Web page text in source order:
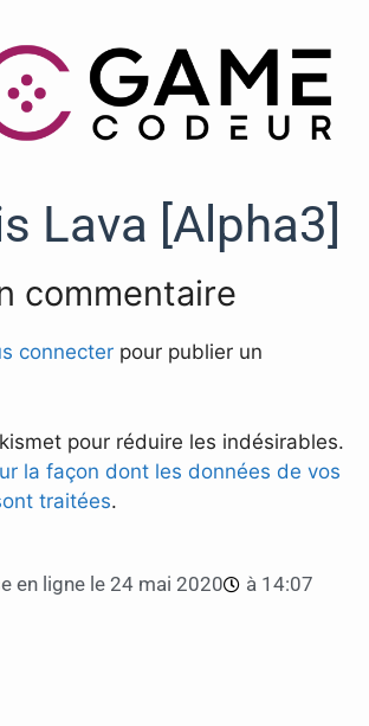
Lava [Alpha3]
commentaire
connecter pour publier un
pour réduire les indésirables.
la façon dont les données de vos
traitées.
en ligne le 24 mai 2020 à 14:07